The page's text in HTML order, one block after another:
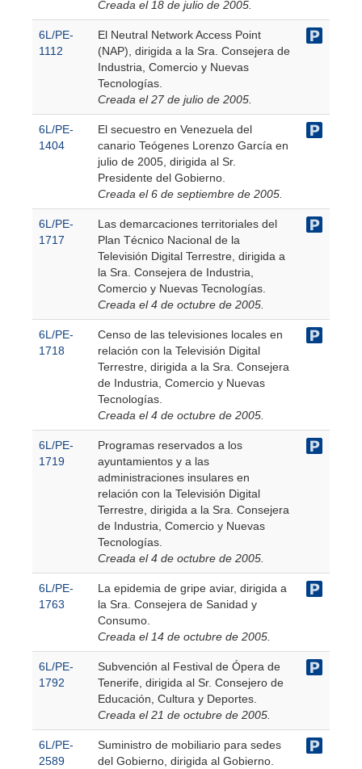
Creada el 18 de julio de 2005.
6L/PE-
1112
El Neutral Network Access Point
(NAP), dirigida a la Sra. Consejera de
Industria, Comercio y Nuevas
Tecnologías.
Creada el 27 de julio de 2005.
6L/PE-
1404
El secuestro en Venezuela del
canario Teógenes Lorenzo García en
julio de 2005, dirigida al Sr.
Presidente del Gobierno.
Creada el 6 de septiembre de 2005.
6L/PE-
1717
Las demarcaciones territoriales del
Plan Técnico Nacional de la
Televisión Digital Terrestre, dirigida a
la Sra. Consejera de Industria,
Comercio y Nuevas Tecnologías.
Creada el 4 de octubre de 2005.
6L/PE-
1718
Censo de las televisiones locales en
relación con la Televisión Digital
Terrestre, dirigida a la Sra. Consejera
de Industria, Comercio y Nuevas
Tecnologías.
Creada el 4 de octubre de 2005.
6L/PE-
1719
Programas reservados a los
ayuntamientos y a las
administraciones insulares en
relación con la Televisión Digital
Terrestre, dirigida a la Sra. Consejera
de Industria, Comercio y Nuevas
Tecnologías.
Creada el 4 de octubre de 2005.
6L/PE-
1763
La epidemia de gripe aviar, dirigida a
la Sra. Consejera de Sanidad y
Consumo.
Creada el 14 de octubre de 2005.
6L/PE-
1792
Subvención al Festival de Ópera de
Tenerife, dirigida al Sr. Consejero de
Educación, Cultura y Deportes.
Creada el 21 de octubre de 2005.
6L/PE-
2589
Suministro de mobiliario para sedes
del Gobierno, dirigida al Gobierno.